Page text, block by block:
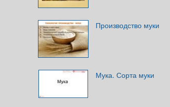
Производство муки
Мука. Сорта муки